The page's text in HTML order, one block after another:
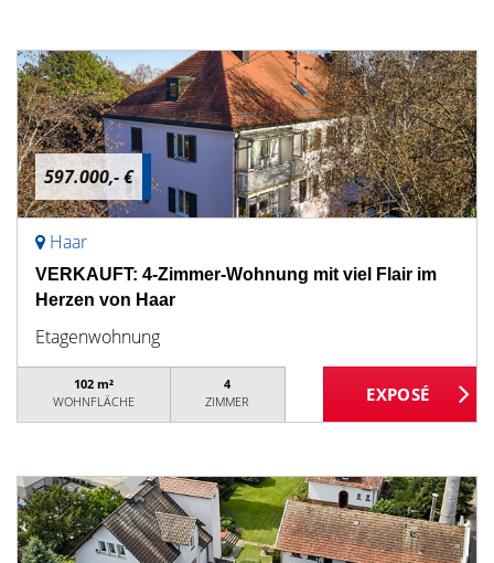
597.000,- €
Haar
VERKAUFT: 4-Zimmer-Wohnung mit viel Flair im
Herzen von Haar
Etagenwohnung
102 m²
WOHNFLÄCHE
4
ZIMMER